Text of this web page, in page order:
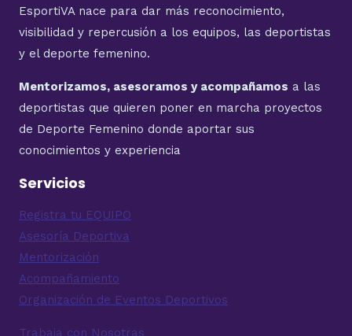
EsportiVA nace para dar más reconocimiento,
visibilidad y repercusión a los equipos, las deportistas
y el deporte femenino.
Mentorizamos, asesoramos y acompañamos a las
deportistas que quieren poner en marcha proyectos
de Deporte Femenino donde aportar sus
conocimientos y experiencia
Servicios
Registra tu EQUIPO
Asesoría Deportiva
Mentorización
Acompañamiento
Organización de Eventos Deportivos
Trabaja con Nosotras